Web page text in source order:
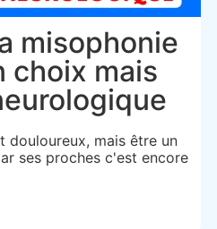
misophonie
choix mais
douloureux, mais être un
ses proches c'est encore